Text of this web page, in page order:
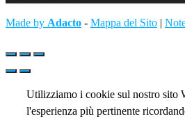
Made by Adacto - Mappa del Sito |
Utilizziamo i cookie sul nostro sito
l'esperienza più pertinente